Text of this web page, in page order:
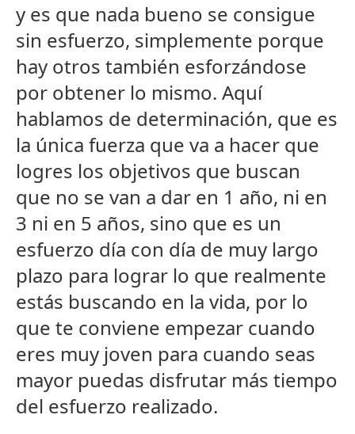
y es que nada bueno se consigue
sin esfuerzo, simplemente porque
hay otros también esforzándose
por obtener lo mismo. Aquí
hablamos de determinación, que es
la única fuerza que va a hacer que
logres los objetivos que buscan
que no se van a dar en 1 año, ni en
3 ni en 5 años, sino que es un
esfuerzo día con día de muy largo
plazo para lograr lo que realmente
estás buscando en la vida, por lo
que te conviene empezar cuando
eres muy joven para cuando seas
mayor puedas disfrutar más tiempo
del esfuerzo realizado.